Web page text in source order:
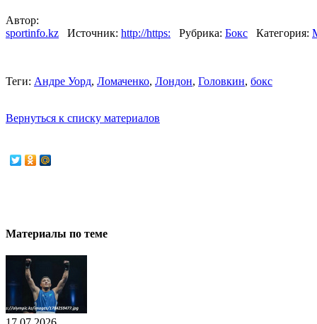
Автор:
sportinfo.kz
Источник: http://https: Рубрика: Бокс Категория:
Теги: Андре Уорд, Ломаченко, Лондон, Головкин, бокс
Вернуться к списку материалов
Материалы по теме